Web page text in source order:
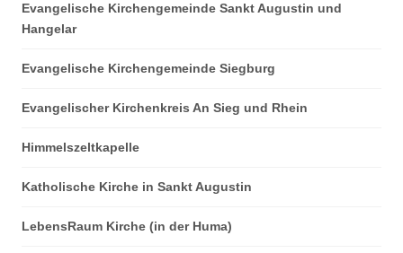
Evangelische Kirchengemeinde Sankt Augustin und
Hangelar
Evangelische Kirchengemeinde Siegburg
Evangelischer Kirchenkreis An Sieg und Rhein
Himmelszeltkapelle
Katholische Kirche in Sankt Augustin
LebensRaum Kirche (in der Huma)